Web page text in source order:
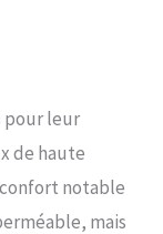
pour la
et style
pour leur
de haute
notable
mais